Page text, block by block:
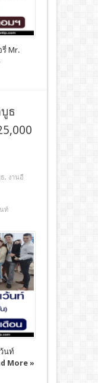
Mr.
ธ
, งานอี
ท์
นท์
More »